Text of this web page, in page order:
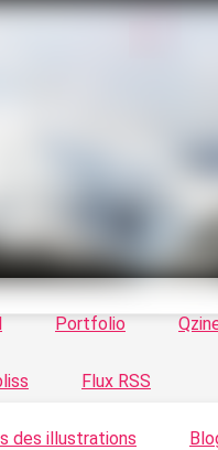
à chats -
Tykayn
Portfolio
Flux RSS
des illustrations